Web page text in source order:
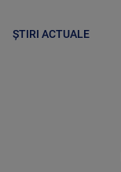
ȘTIRI ACTUALE